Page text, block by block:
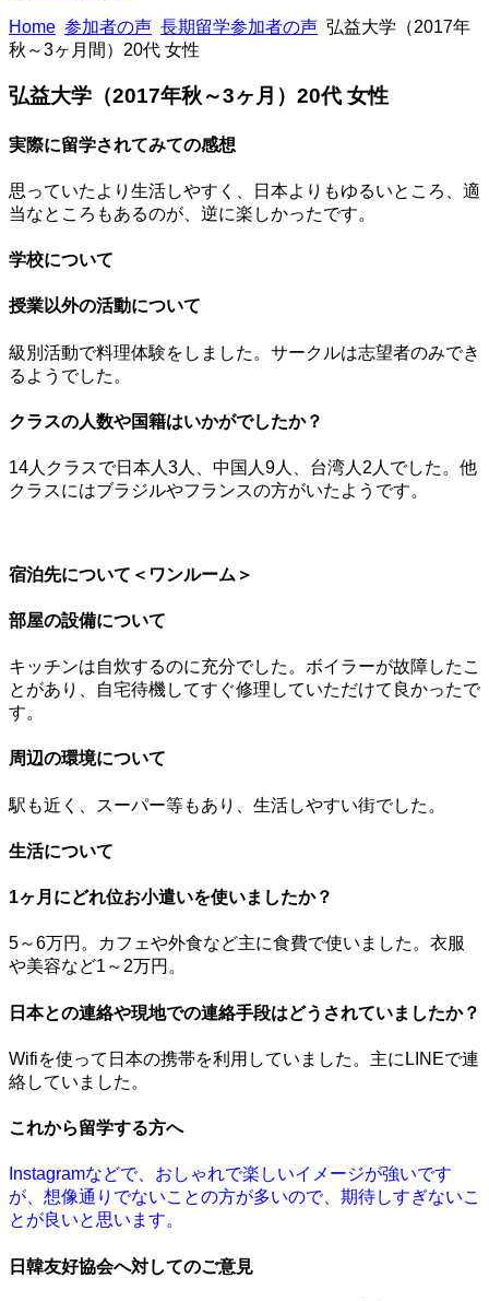
Home 参加者の声 長期留学参加者の声 弘益大学（2017年
秋～3ヶ月間）20代 女性
弘益大学（2017年秋～3ヶ月）20代 女性
実際に留学されてみての感想
思っていたより生活しやすく、日本よりもゆるいところ、適
当なところもあるのが、逆に楽しかったです。
学校について
授業以外の活動について
級別活動で料理体験をしました。サークルは志望者のみでき
るようでした。
クラスの人数や国籍はいかがでしたか？
14人クラスで日本人3人、中国人9人、台湾人2人でした。他
クラスにはブラジルやフランスの方がいたようです。
宿泊先について＜ワンルーム＞
部屋の設備について
キッチンは自炊するのに充分でした。ボイラーが故障したこ
とがあり、自宅待機してすぐ修理していただけて良かったで
す。
周辺の環境について
駅も近く、スーパー等もあり、生活しやすい街でした。
生活について
1ヶ月にどれ位お小遣いを使いましたか？
5～6万円。カフェや外食など主に食費で使いました。衣服
や美容など1～2万円。
日本との連絡や現地での連絡手段はどうされていましたか？
Wifiを使って日本の携帯を利用していました。主にLINEで連
絡していました。
これから留学する方へ
Instagramなどで、おしゃれで楽しいイメージが強いです
が、想像通りでないことの方が多いので、期待しすぎないこ
とが良いと思います。
日韓友好協会へ対してのご意見